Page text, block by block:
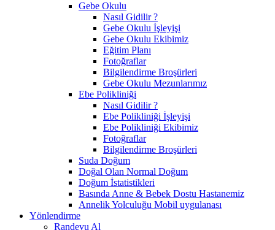
Gebe Okulu
Nasıl Gidilir ?
Gebe Okulu İşleyişi
Gebe Okulu Ekibimiz
Eğitim Planı
Fotoğraflar
Bilgilendirme Broşürleri
Gebe Okulu Mezunlarımız
Ebe Polikliniği
Nasıl Gidilir ?
Ebe Polikliniği İşleyişi
Ebe Polikliniği Ekibimiz
Fotoğraflar
Bilgilendirme Broşürleri
Suda Doğum
Doğal Olan Normal Doğum
Doğum İstatistikleri
Basında Anne & Bebek Dostu Hastanemiz
Annelik Yolculuğu Mobil uygulanası
Yönlendirme
Randevu Al